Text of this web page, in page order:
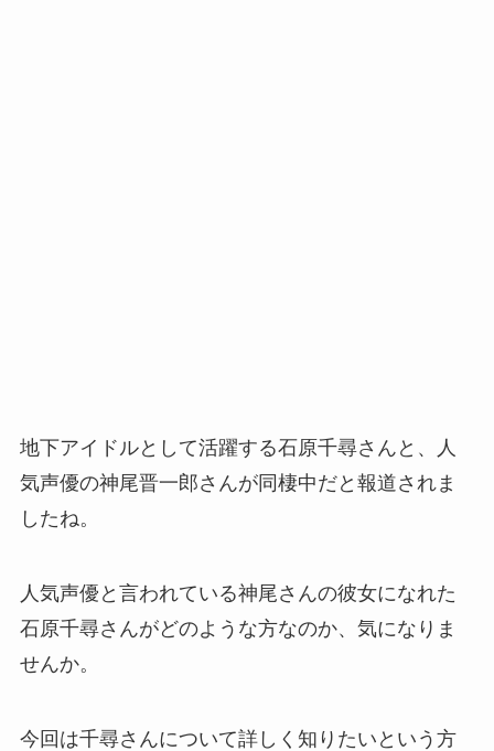
地下アイドルとして活躍する石原千尋さんと、人
気声優の神尾晋一郎さんが同棲中だと報道されま
したね。
人気声優と言われている神尾さんの彼女になれた
石原千尋さんがどのような方なのか、気になりま
せんか。
今回は千尋さんについて詳しく知りたいという方